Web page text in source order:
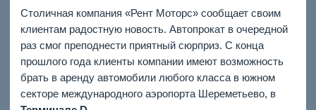
Столичная компания «Рент Моторс» сообщает своим
клиентам радостную новость. Автопрокат в очередной
раз смог преподнести приятный сюрприз. С конца
прошлого года клиенты компании имеют возможность
брать в аренду автомобили любого класса в южном
секторе международного аэропорта Шереметьево, в